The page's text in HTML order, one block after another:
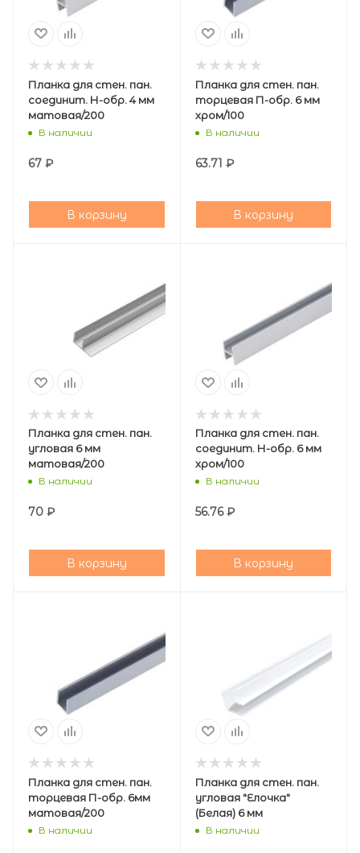
Планка для стен. пан.
соединит. Н-обр. 4 мм
матовая/200
В наличии
67 ₽
В корзину
Планка для стен. пан.
торцевая П-обр. 6 мм
хром/100
В наличии
63.71 ₽
В корзину
Планка для стен. пан.
угловая 6 мм
матовая/200
В наличии
70 ₽
В корзину
Планка для стен. пан.
соединит. Н-обр. 6 мм
хром/100
В наличии
56.76₽
В корзину
Планка для стен. пан.
торцевая П-обр. 6мм
матовая/200
В наличии
Планка для стен. пан.
угловая "Елочка"
(Белая) 6 мм
В наличии